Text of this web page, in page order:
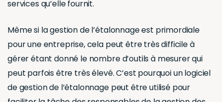
services qu’elle fournit.
Même si la gestion de l’étalonnage est primordiale
pour une entreprise, cela peut être très difficile à
gérer étant donné le nombre d’outils à mesurer qui
peut parfois être très élevé. C’est pourquoi un logiciel
de gestion de l’étalonnage peut être utilisé pour